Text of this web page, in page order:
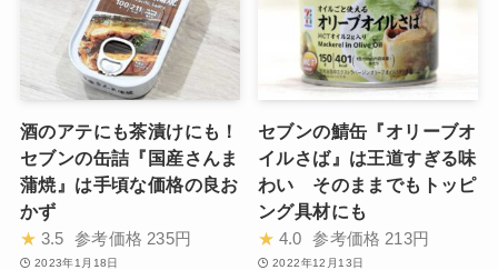
酒のアテにも茶漬けにも！
セブンの缶詰『国産さんま
蒲焼』は手頃な価格の良お
かず
★ 3.5 参考価格 235円
2023年1月18日
セブンの鯖缶『オリーブオ
イルさば』は王道すぎる味
わい そのままでもトッピ
ング具材にも
★ 4.0 参考価格 213円
2022年12月13日